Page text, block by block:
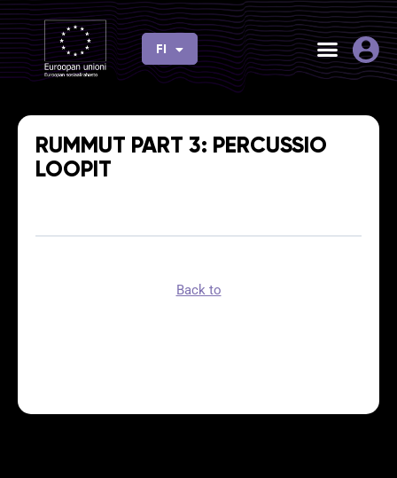
Siirry
sisältöön
FI
EN
RUMMUT PART 3: PERCUSSIO
LOOPIT
Back to